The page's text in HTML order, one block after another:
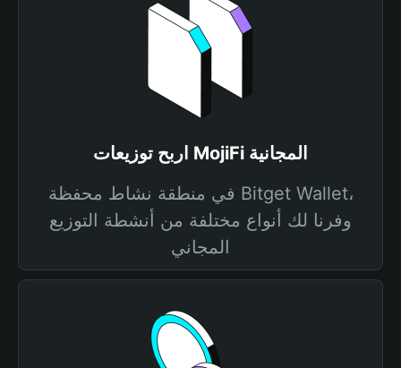
اربح توزيعات MojiFi المجانية
في منطقة نشاط محفظة Bitget Wallet،
وفرنا لك أنواع مختلفة من أنشطة التوزيع
المجاني